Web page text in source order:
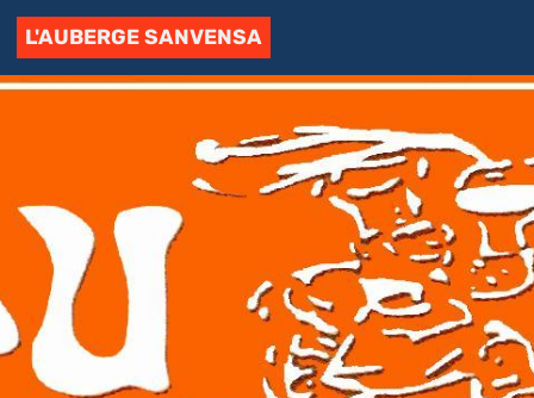
L'AUBERGE SANVENSA